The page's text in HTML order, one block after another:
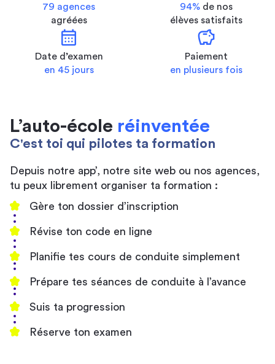
79 agences
agréées
94% de nos
élèves satisfaits
calendar_month
Date d’examen
en 45 jours
savings
Paiement
en plusieurs fois
L’auto-école réinventée
C'est toi qui pilotes ta formation
Depuis notre app’, notre site web ou nos agences,
tu peux librement organiser ta formation :
Gère ton dossier d’inscription
Révise ton code en ligne
Planifie tes cours de conduite simplement
Prépare tes séances de conduite à l’avance
Suis ta progression
Réserve ton examen